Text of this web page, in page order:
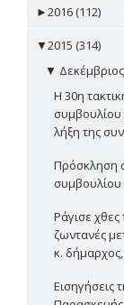
►2016 (112)
▼2015 (314)
▼
Η 30η
λήξη της
Πρόσκληση
συμβουλίου
Ράγισε
ζωντανές
κ.
Εισηγήσεις